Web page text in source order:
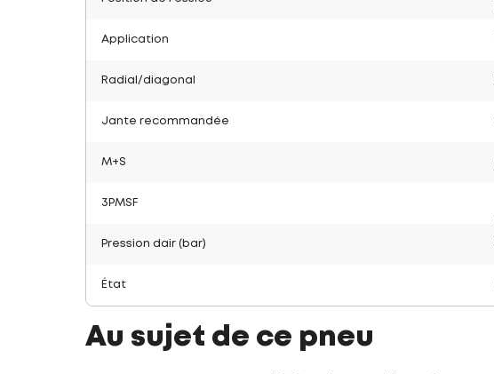
Application
Radial/diagonal
Jante recommandée
M+S
3PMSF
Pression dair (bar)
État
Au sujet de ce pneu